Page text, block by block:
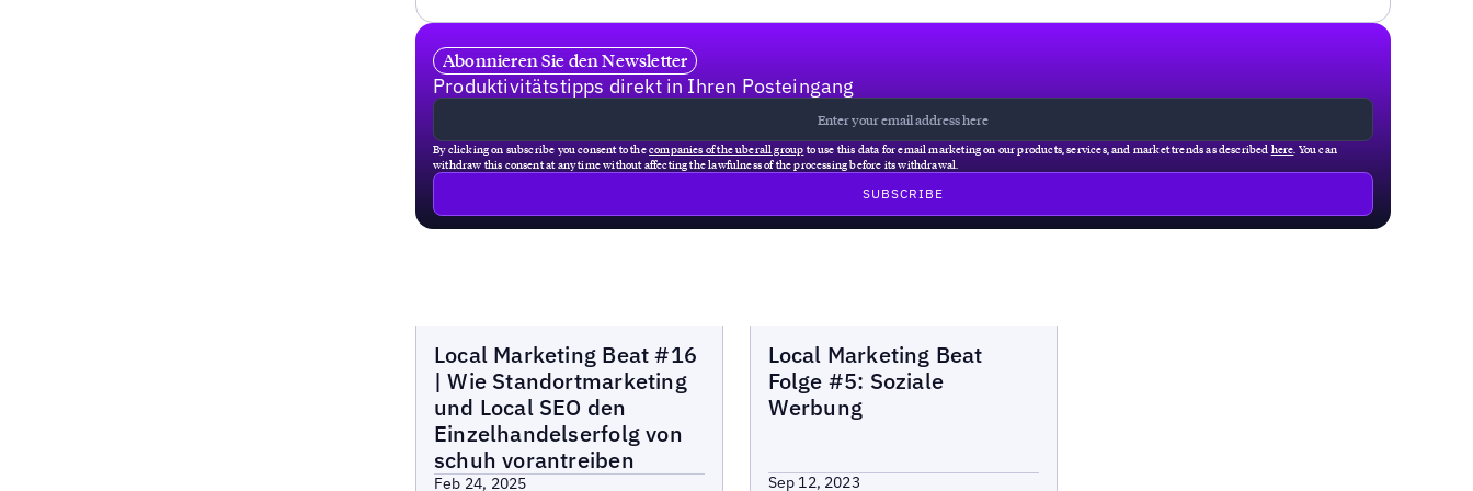
Abonnieren Sie den Newsletter
Produktivitätstipps direkt in Ihren Posteingang
By clicking on subscribe you consent to thecompanies of the uberall group to use this data for email marketing on our products, services, and market trends as described here . You can
withdraw this consent at any time without affecting the lawfulness of the processing before its withdrawal.
Local Marketing Beat #16
| Wie Standortmarketing
und Local SEO den
Einzelhandelserfolg von
schuh vorantreiben
Feb 24, 2025
Local Marketing Beat
Folge #5: Soziale
Werbung
Sep 12, 2023